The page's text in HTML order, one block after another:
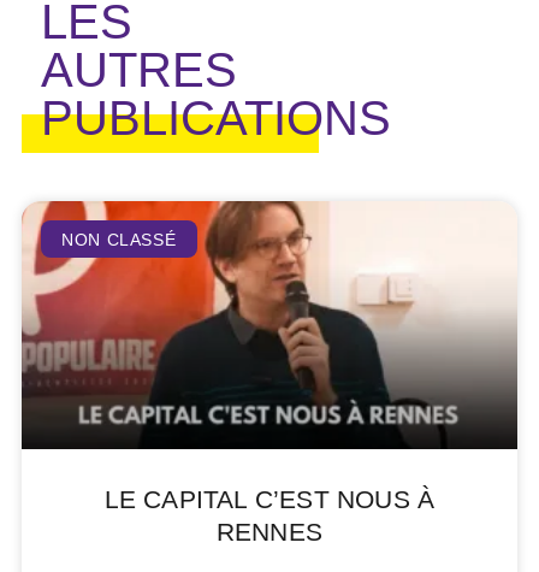
LES
AUTRES
PUBLICATIONS
NON CLASSÉ
LE CAPITAL C’EST NOUS À
RENNES